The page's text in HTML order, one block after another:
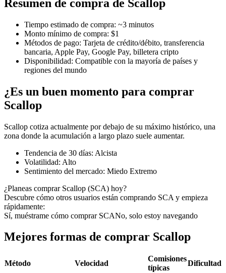
Futuros COIN-M
TradFi
Derivados de acciones, divisas, metales preciosos y materias
Futuros del USDC
Futuros que utilizan USDC como garantía
Resumen de compra de Scallop
Tiempo estimado de compra: ~3 minutos
Monto mínimo de compra: $1
Métodos de pago: Tarjeta de crédito/débito, transferencia
bancaria, Apple Pay, Google Pay, billetera cripto
Disponibilidad: Compatible con la mayoría de países y
regiones del mundo
¿Es un buen momento para comprar
Scallop
Scallop cotiza actualmente por debajo de su máximo histórico, una
zona donde la acumulación a largo plazo suele aumentar.
Tendencia de 30 días: Alcista
Volatilidad: Alto
Sentimiento del mercado: Miedo Extremo
¿Planeas comprar Scallop (SCA) hoy?
Descubre cómo otros usuarios están comprando SCA y empieza
rápidamente:
Sí, muéstrame cómo comprar SCANo, solo estoy navegando
Mejores formas de comprar Scallop
Método Velocidad
Comisiones
típicas
Dificultad